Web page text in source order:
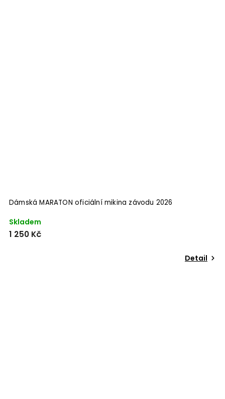
Dámská MARATON oficiální mikina závodu 2026
Skladem
1 250 Kč
Detail